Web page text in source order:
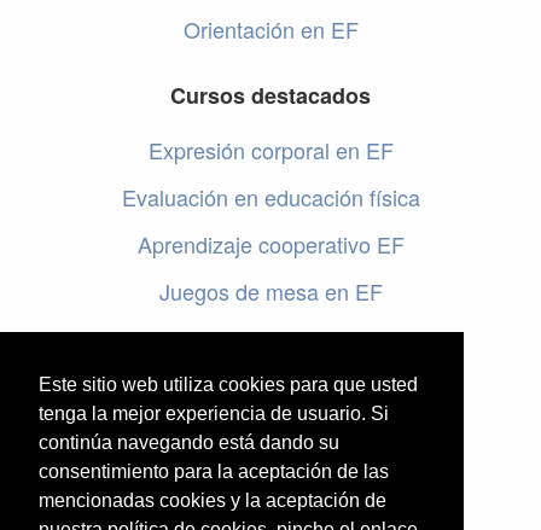
Este sitio web utiliza cookies para que usted
tenga la mejor experiencia de usuario. Si
continúa navegando está dando su
consentimiento para la aceptación de las
mencionadas cookies y la aceptación de
Orientación en EF
Cursos destacados
Expresión corporal en EF
Evaluación en educación física
Aprendizaje cooperativo EF
Juegos de mesa en EF
Programar en EF
Cursos online de educación física
Artículos destacados
Evaluación en educación física